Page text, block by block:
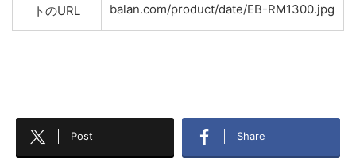
トのURL
balan.com/product/date/EB-RM1300.jpg
Post Share